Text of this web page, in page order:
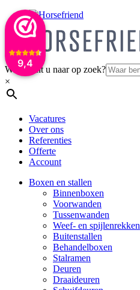
9,4
Waar bent u naar op zoek?
×
Vacatures
Over ons
Referenties
Offerte
Account
Boxen en stallen
Binnenboxen
Voorwanden
Tussenwanden
Weef- en spijlenrekken
Buitenstallen
Behandelboxen
Stalramen
Deuren
Draaideuren